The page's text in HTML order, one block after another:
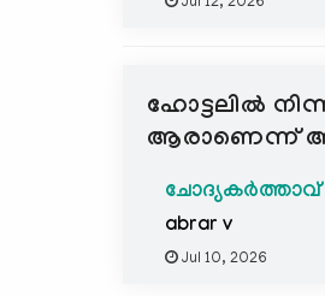
ഹോട്ടലിൽ
ആരാണെന്ന്
ചോദ്യകർത്താവ്
abrar v
Jul 10, 2026